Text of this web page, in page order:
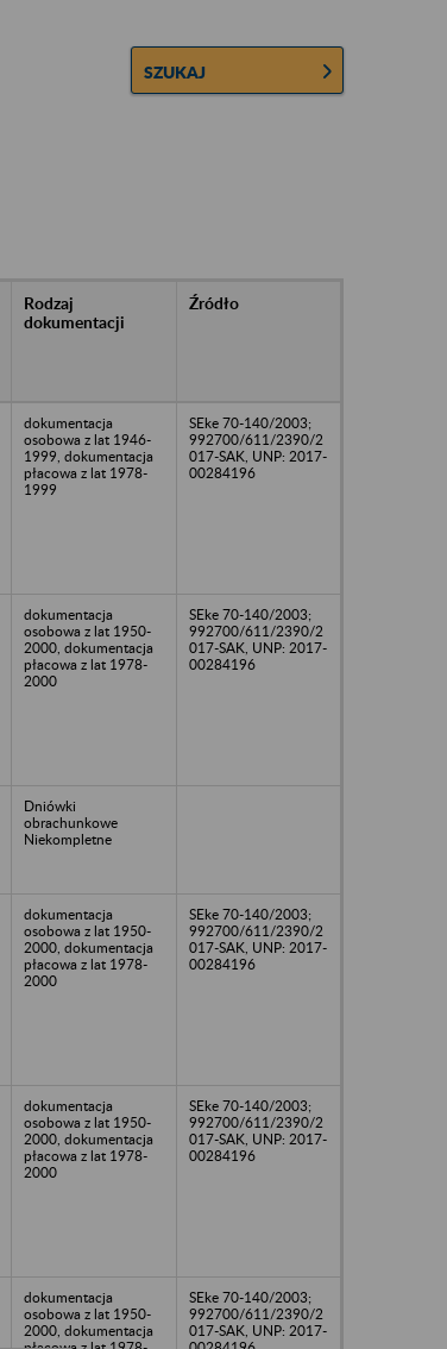
SZUKAJ
Rodzaj
dokumentacji
Źródło
dokumentacja
osobowa z lat 1946-
1999, dokumentacja
płacowa z lat 1978-
1999
SEke 70-140/2003;
992700/611/2390/2
017-SAK, UNP: 2017-
00284196
dokumentacja
osobowa z lat 1950-
2000, dokumentacja
płacowa z lat 1978-
2000
SEke 70-140/2003;
992700/611/2390/2
017-SAK, UNP: 2017-
00284196
Dniówki
obrachunkowe
Niekompletne
dokumentacja
osobowa z lat 1950-
2000, dokumentacja
płacowa z lat 1978-
2000
SEke 70-140/2003;
992700/611/2390/2
017-SAK, UNP: 2017-
00284196
dokumentacja
osobowa z lat 1950-
2000, dokumentacja
płacowa z lat 1978-
2000
SEke 70-140/2003;
992700/611/2390/2
017-SAK, UNP: 2017-
00284196
dokumentacja
osobowa z lat 1950-
2000, dokumentacja
SEke 70-140/2003;
992700/611/2390/2
017-SAK, UNP: 2017-